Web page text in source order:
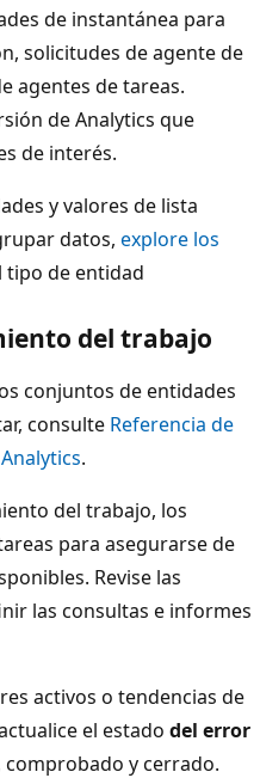
de instantánea para
solicitudes de agente de
agentes de tareas.
de Analytics que
de interés.
y valores de lista
datos, explore los
tipo de entidad
del trabajo
conjuntos de entidades
consulte Referencia de
.
del trabajo, los
para asegurarse de
Revise las
las consultas e informes
activos o tendencias de
el estado del error
y cerrado.